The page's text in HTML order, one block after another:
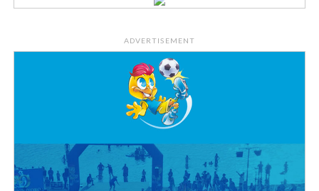
ADVERTISEMENT